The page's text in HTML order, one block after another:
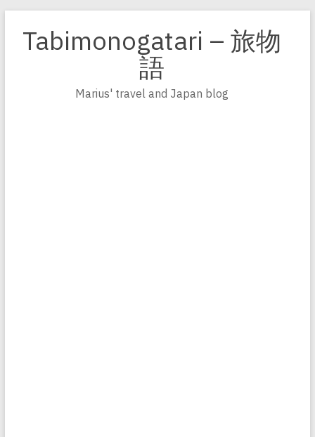
Inhalt
springen
Tabimonogatari – 旅物
語
Marius' travel and Japan blog